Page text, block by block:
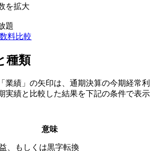
を拡大
題
料比較
種類
業績」の矢印は、通期決算の今期経常利
実績と比較した結果を下記の条件で表示
意味
、もしくは黒字転換